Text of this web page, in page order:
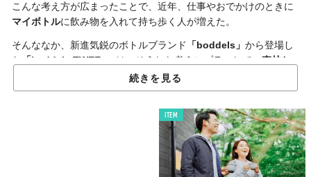
こんな考え方が広まったことで、近年、仕事やおでかけのときに
マイボトルに飲み物を入れて持ち歩く人が増えた。
そんななか、新進気鋭のボトルブランド 「boddels」 から登場し
た
「boddels TWEE+」 は、そうした考えにプラスして、 森林と
海を守ることにつながるプロダクトとなっている。
続きを見る
ITEM